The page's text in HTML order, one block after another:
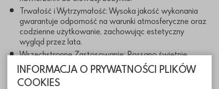
INFORMACJA O PRYWATNOŚCI PLIKÓW
COOKIES
Trwałość i Wytrzymałość: Wysoka jakość wykonania
gwarantuje odporność na warunki atmosferyczne oraz
codzienne użytkowanie, zachowując estetyczny
wygląd przez lata.
Wszechstronne Zastosowanie: Rossano świetnie
sprawdzi się na tarasach, podjazdach, ścieżkach
ogrodowych oraz w przestrzeniach publicznych.